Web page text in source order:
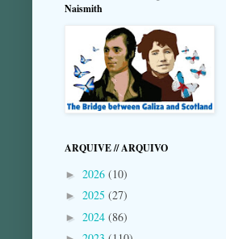
Naismith
ARQUIVE // ARQUIVO
► 2026 (10)
► 2025 (27)
► 2024 (86)